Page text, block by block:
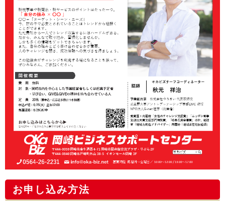
お申し込み方法